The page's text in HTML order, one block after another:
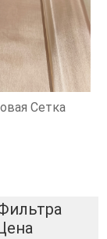
Сетка